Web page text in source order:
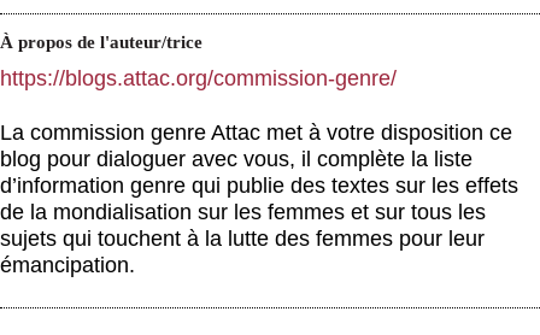
À propos de l'auteur/trice
https://blogs.attac.org/commission-genre/
La commission genre Attac met à votre disposition ce
blog pour dialoguer avec vous, il complète la liste
d’information genre qui publie des textes sur les effets
de la mondialisation sur les femmes et sur tous les
sujets qui touchent à la lutte des femmes pour leur
émancipation.